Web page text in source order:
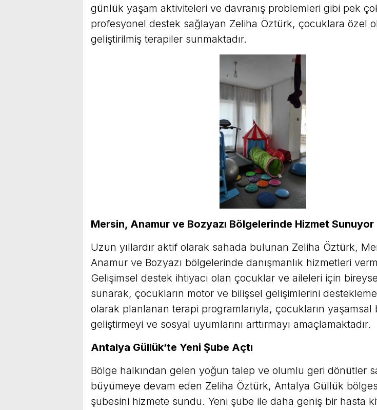
günlük yaşam aktiviteleri ve davranış problemleri gibi pek
profesyonel destek sağlayan Zeliha Öztürk, çocuklara özel
geliştirilmiş terapiler sunmaktadır.
Mersin, Anamur ve Bozyazı Bölgelerinde Hizmet Sunuyor
Uzun yıllardır aktif olarak sahada bulunan Zeliha Öztürk,
Anamur ve Bozyazı bölgelerinde danışmanlık hizmetleri
Gelişimsel destek ihtiyacı olan çocuklar ve aileleri için
sunarak, çocukların motor ve bilişsel gelişimlerini
olarak planlanan terapi programlarıyla, çocukların yaşamsal
geliştirmeyi ve sosyal uyumlarını arttırmayı amaçlamaktadır.
Antalya Güllük’te Yeni Şube Açtı
Bölge halkından gelen yoğun talep ve olumlu geri dönütler
büyümeye devam eden Zeliha Öztürk, Antalya Güllük
şubesini hizmete sundu. Yeni şube ile daha geniş bir hasta